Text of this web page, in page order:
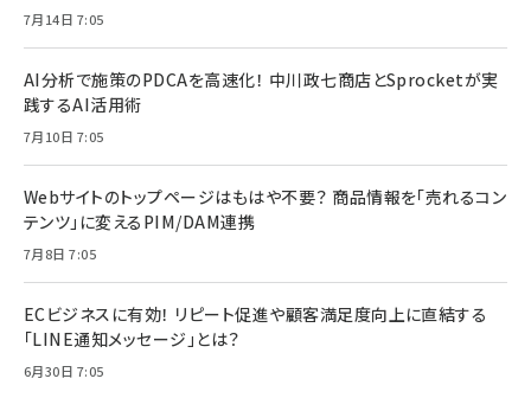
7月14日 7:05
AI分析で施策のPDCAを高速化！ 中川政七商店とSprocketが実
践するAI活用術
7月10日 7:05
Webサイトのトップページはもはや不要？ 商品情報を「売れるコン
テンツ」に変えるPIM/DAM連携
7月8日 7:05
ECビジネスに有効！ リピート促進や顧客満足度向上に直結する
「LINE通知メッセージ」とは？
6月30日 7:05